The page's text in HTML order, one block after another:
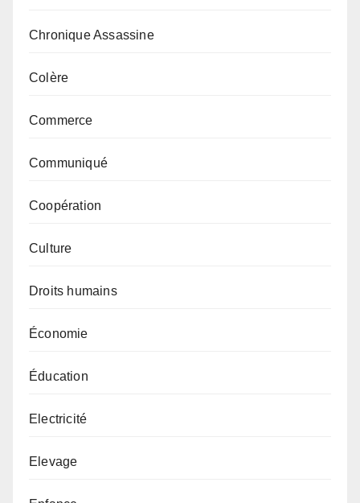
Chronique Assassine
Colère
Commerce
Communiqué
Coopération
Culture
Droits humains
Économie
Éducation
Electricité
Elevage